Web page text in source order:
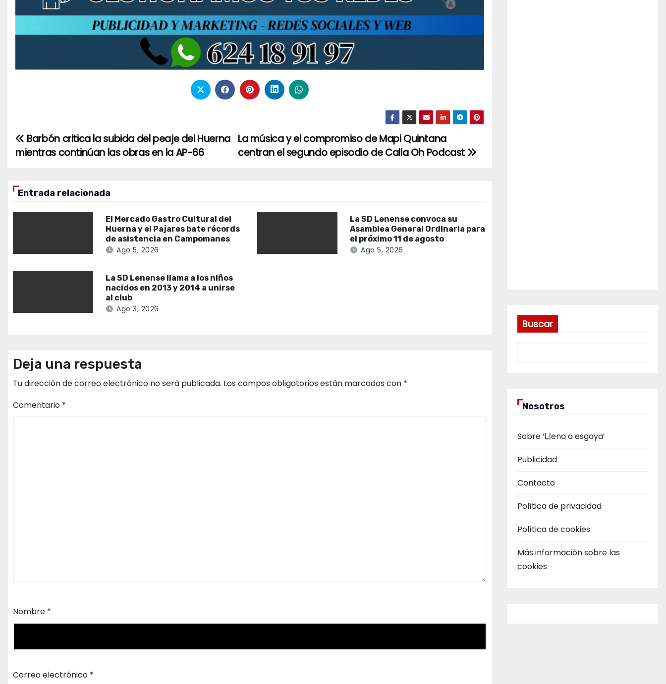
Navegación
de
entradas
La música y el compromiso de Mapi Quintana
centran el segundo episodio de Calla Oh Podcast
Barbón critica la subida del peaje del Huerna
mientras continúan las obras en la AP-66
Entrada relacionada
El Mercado Gastro Cultural del
Huerna y el Pajares bate récords
de asistencia en Campomanes
Ago 5, 2026
La SD Lenense convoca su
Asamblea General Ordinaria para
el próximo 11 de agosto
Ago 5, 2026
La SD Lenense llama a los niños
nacidos en 2013 y 2014 a unirse
al club
Ago 3, 2026
Deja una respuesta
Tu dirección de correo electrónico no será publicada. Los campos obligatorios están marcados con *
Comentario *
Nombre *
Correo electrónico *
Buscar
Nosotros
Sobre ‘Ḷḷena a esgaya’
Publicidad
Contacto
Política de privacidad
Política de cookies
Más información sobre las
cookies